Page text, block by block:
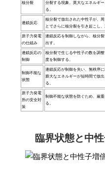
核分裂
分裂する現象。莫大なエネルギ
る。
連鎖反応
核分裂で放出された中性子が、
とでさらに核分裂を引き起こし
原子力発電
の仕組み
連鎖反応を制御しながら、核分
出す。
連鎖反応の
制御
核分裂で生じる中性子の数を調
度を制御する。
制御不能な
状態
連鎖反応が制御を失い、無秩序に
膨大なエネルギーが短時間で放
る。
原子力発電
所の安全対
策
制御不能な状態を防ぐため、厳
る。
臨界状態と中